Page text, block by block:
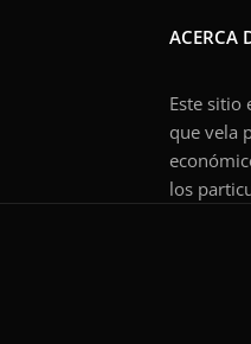
ACERCA
Este sitio
que vela
los